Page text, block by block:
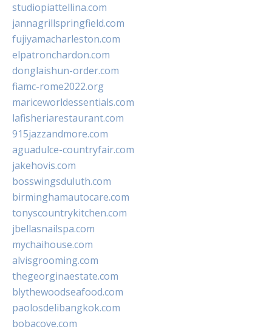
studiopiattellina.com
jannagrillspringfield.com
fujiyamacharleston.com
elpatronchardon.com
donglaishun-order.com
fiamc-rome2022.org
mariceworldessentials.com
lafisheriarestaurant.com
915jazzandmore.com
aguadulce-countryfair.com
jakehovis.com
bosswingsduluth.com
birminghamautocare.com
tonyscountrykitchen.com
jbellasnailspa.com
mychaihouse.com
alvisgrooming.com
thegeorginaestate.com
blythewoodseafood.com
paolosdelibangkok.com
bobacove.com